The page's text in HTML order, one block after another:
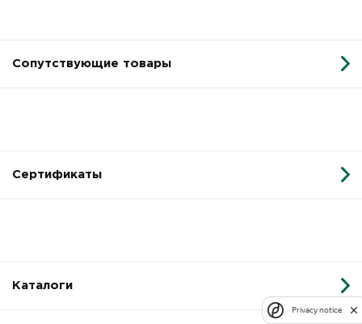
Сопутствующие товары
Сертификаты
Каталоги
Privacy notice